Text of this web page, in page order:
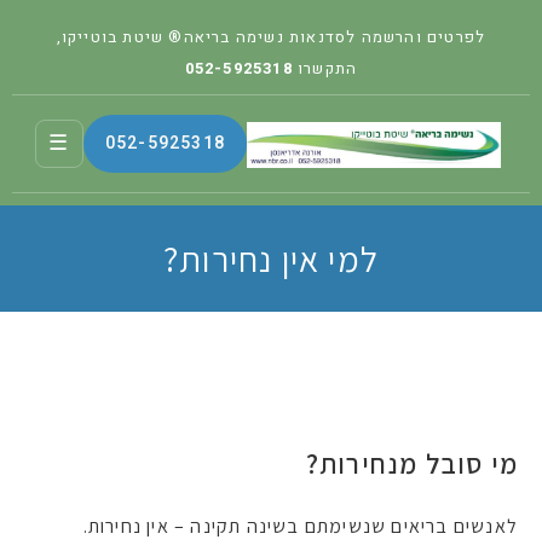
לפרטים והרשמה לסדנאות נשימה בריאה® שיטת בוטייקו,
התקשרו 052-5925318
052-5925318
☰
למי אין נחירות?
מי סובל מנחירות?
לאנשים בריאים שנשימתם בשינה תקינה – אין נחירות.